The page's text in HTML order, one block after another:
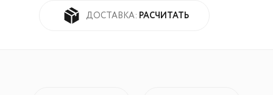
ДОСТАВКА: РАСЧИТАТЬ